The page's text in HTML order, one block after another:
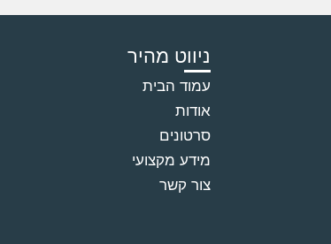
ניווט מהיר
עמוד הבית
אודות
סרטונים
מידע מקצועי
צור קשר